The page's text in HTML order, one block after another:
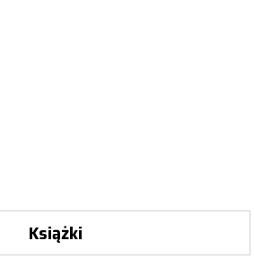
Książki